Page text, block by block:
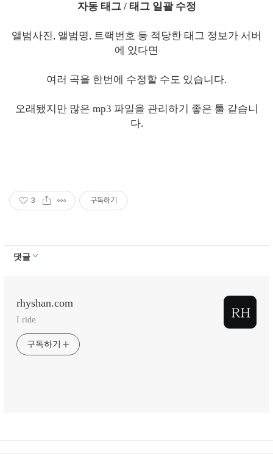
자동 태그 / 태그 일괄 수정
앨범사진, 앨범명, 트랙번호 등 적당한 태그 정보가 서버
에 있다면
여러 곡을 한번에 수정할 수도 있습니다.
오래됐지만 많은 mp3 파일을 관리하기 좋은 툴 같습니
다.
3 구독하기
댓글
rhyshan.com
I ride.
구독하기